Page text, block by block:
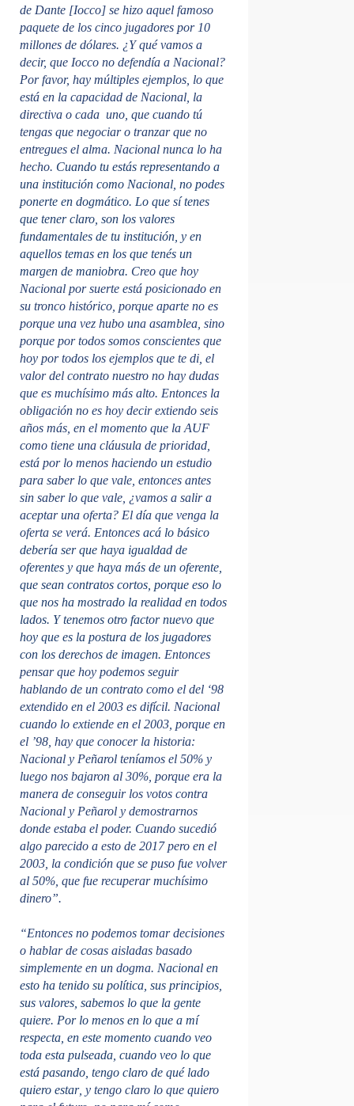
de Dante [Iocco] se hizo aquel famoso
paquete de los cinco jugadores por 10
millones de dólares. ¿Y qué vamos a
decir, que Iocco no defendía a Nacional?
Por favor, hay múltiples ejemplos, lo que
está en la capacidad de Nacional, la
directiva o cada uno, que cuando tú
tengas que negociar o tranzar que no
entregues el alma. Nacional nunca lo ha
hecho. Cuando tu estás representando a
una institución como Nacional, no podes
ponerte en dogmático. Lo que sí tenes
que tener claro, son los valores
fundamentales de tu institución, y en
aquellos temas en los que tenés un
margen de maniobra. Creo que hoy
Nacional por suerte está posicionado en
su tronco histórico, porque aparte no es
porque una vez hubo una asamblea, sino
porque por todos somos conscientes que
hoy por todos los ejemplos que te di, el
valor del contrato nuestro no hay dudas
que es muchísimo más alto. Entonces la
obligación no es hoy decir extiendo seis
años más, en el momento que la AUF
como tiene una cláusula de prioridad,
está por lo menos haciendo un estudio
para saber lo que vale, entonces antes
sin saber lo que vale, ¿vamos a salir a
aceptar una oferta? El día que venga la
oferta se verá. Entonces acá lo básico
debería ser que haya igualdad de
oferentes y que haya más de un oferente,
que sean contratos cortos, porque eso lo
que nos ha mostrado la realidad en todos
lados. Y tenemos otro factor nuevo que
hoy que es la postura de los jugadores
con los derechos de imagen. Entonces
pensar que hoy podemos seguir
hablando de un contrato como el del ‘98
extendido en el 2003 es difícil. Nacional
cuando lo extiende en el 2003, porque en
el ’98, hay que conocer la historia:
Nacional y Peñarol teníamos el 50% y
luego nos bajaron al 30%, porque era la
manera de conseguir los votos contra
Nacional y Peñarol y demostrarnos
donde estaba el poder. Cuando sucedió
algo parecido a esto de 2017 pero en el
2003, la condición que se puso fue volver
al 50%, que fue recuperar muchísimo
dinero”.
“Entonces no podemos tomar decisiones
o hablar de cosas aisladas basado
simplemente en un dogma. Nacional en
esto ha tenido su política, sus principios,
sus valores, sabemos lo que la gente
quiere. Por lo menos en lo que a mí
respecta, en este momento cuando veo
toda esta pulseada, cuando veo lo que
está pasando, tengo claro de qué lado
quiero estar, y tengo claro lo que quiero